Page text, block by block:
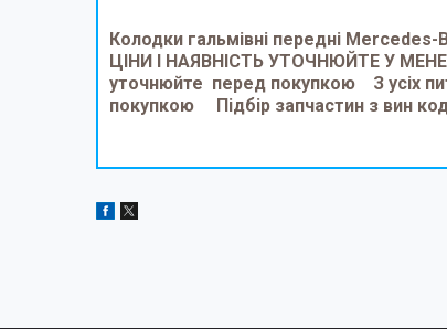
Колодки гальмівні передні
ЦІНИ І НАЯВНІСТЬ УТОЧНЮЙТЕ У
уточнюйте перед покупкою З усіх
покупкою Підбір запчастин з вин